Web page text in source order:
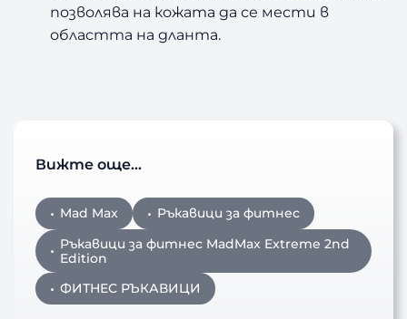
позволява на кожата да се мести в
областта на дланта.
Вижте още…
Mad Max
Ръкавици за фитнес
Ръкавици за фитнес MadMax Extreme 2nd
Edition
ФИТНЕС РЪКАВИЦИ